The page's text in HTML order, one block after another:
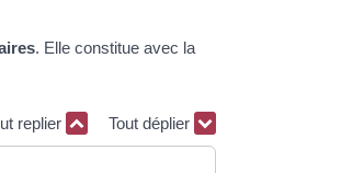
. Elle constitue avec la
replier Tout déplier